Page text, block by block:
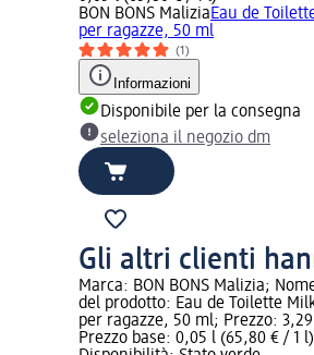
BON BONS MaliziaEau de
per ragazze, 50 ml
(1)
Informazioni
Disponibile per la consegna
seleziona il negozio dm
Gli altri clienti
Marca: BON BONS Malizia;
del prodotto: Eau de Toilette
per ragazze, 50 ml; Prezzo:
Prezzo base: 0,05 l (65,80 € / 1